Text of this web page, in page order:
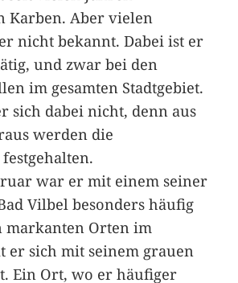
Karben. Aber vielen
nicht bekannt. Dabei ist er
und zwar bei den
im gesamten Stadtgebiet.
sich dabei nicht, denn aus
werden die
war er mit einem seiner
Vilbel besonders häufig
markanten Orten im
er sich mit seinem grauen
Ein Ort, wo er häufiger